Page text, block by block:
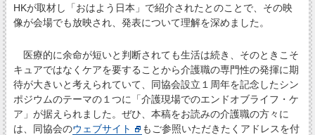
HKが取材し「おはよう日本」で紹介されたとのことで、その映
像が会場でも放映され、発表について理解を深めました。
医療的に余命が短いと判断されても生活は続き、そのときこそ
キュアではなくケアを要することから介護職の専門性の発揮に期
待が大きいと考えられていて、同協会設立１周年を記念したシン
ポジウムのテーマの１つに「介護現場でのエンドオブライフ・ケ
ア」が据えられました。ぜひ、本稿をお読みの介護職の方々に
は、同協会のウェブサイト
もご参照いただきたくアドレスを付